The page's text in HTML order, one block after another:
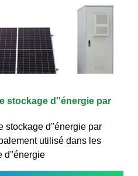
stockage d''énergie par
stockage d''énergie par
utilisé dans les
d''énergie